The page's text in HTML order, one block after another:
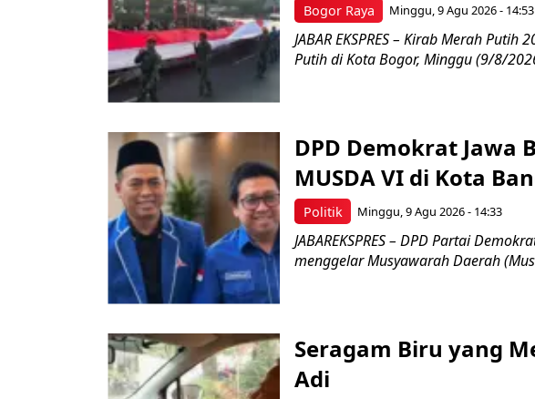
Bogor Raya Minggu, 9 Agu 2026 - 14:53
JABAR EKSPRES – Kirab Merah
Putih di Kota Bogor, Minggu (9/8/
Politik
DPD Demokrat Jawa
MUSDA VI di Kota
Minggu, 9 Agu 2026 - 14:33
JABAREKSPRES – DPD Partai
menggelar Musyawarah Daerah
Seragam Biru yang
Adi